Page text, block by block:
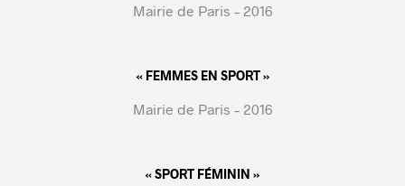
Mairie de Paris – 2016
« FEMMES EN SPORT »
Mairie de Paris – 2016
« SPORT FÉMININ »